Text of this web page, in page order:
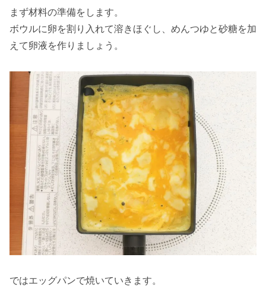
まず材料の準備をします。
ボウルに卵を割り入れて溶きほぐし、めんつゆと砂糖を加
えて卵液を作りましょう。
ではエッグパンで焼いていきます。